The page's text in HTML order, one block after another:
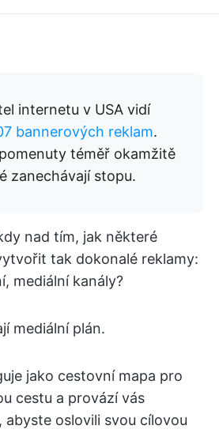
internetu v USA vidí
bannerových reklam.
téměř okamžitě
zanechávají stopu.
nad tím, jak některé
tak dokonalé reklamy:
mediální kanály?
mediální plán.
jako cestovní mapa pro
cestu a provází vás
abyste oslovili svou cílovou